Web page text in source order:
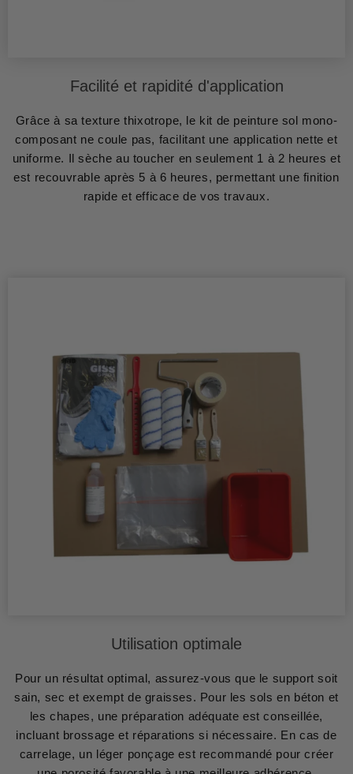
Facilité et rapidité d'application
Grâce à sa texture thixotrope, le kit de peinture sol mono-
composant ne coule pas, facilitant une application nette et
uniforme. Il sèche au toucher en seulement 1 à 2 heures et
est recouvrable après 5 à 6 heures, permettant une finition
rapide et efficace de vos travaux.
Utilisation optimale
Pour un résultat optimal, assurez-vous que le support soit
sain, sec et exempt de graisses. Pour les sols en béton et
les chapes, une préparation adéquate est conseillée,
incluant brossage et réparations si nécessaire. En cas de
carrelage, un léger ponçage est recommandé pour créer